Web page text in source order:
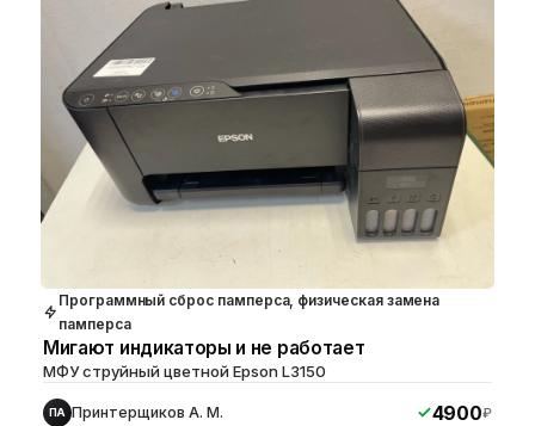
Программный сброс памперса, физическая замена
памперса
Мигают индикаторы и не работает
МФУ струйный цветной Epson L3150
ПА Принтерщиков А. М. 4900₽